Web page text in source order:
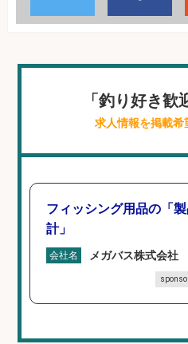
「釣り好き
求人情報を掲載希
フィッシング用品の「
計」
会社名 メガバス株式会社